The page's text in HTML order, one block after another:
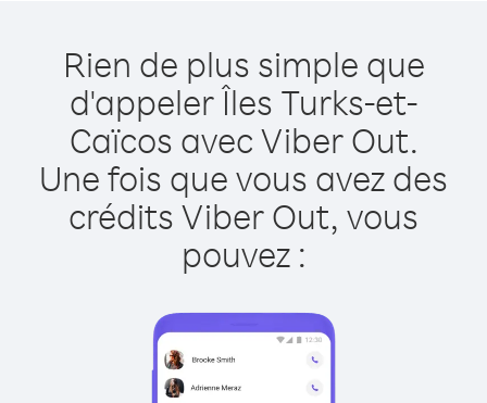
Rien de plus simple que
d'appeler Îles Turks-et-
Caïcos avec Viber Out.
Une fois que vous avez des
crédits Viber Out, vous
pouvez :